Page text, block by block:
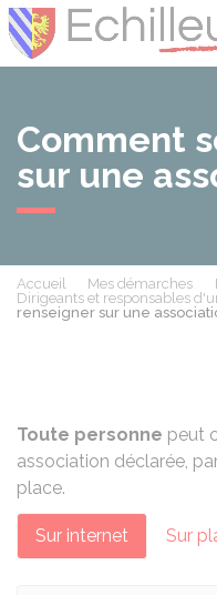
Comment
sur une
Accueil Mes démarches
Dirigeants et responsables
renseigner sur une
Toute personne peut
association déclarée,
place.
Sur internet Sur